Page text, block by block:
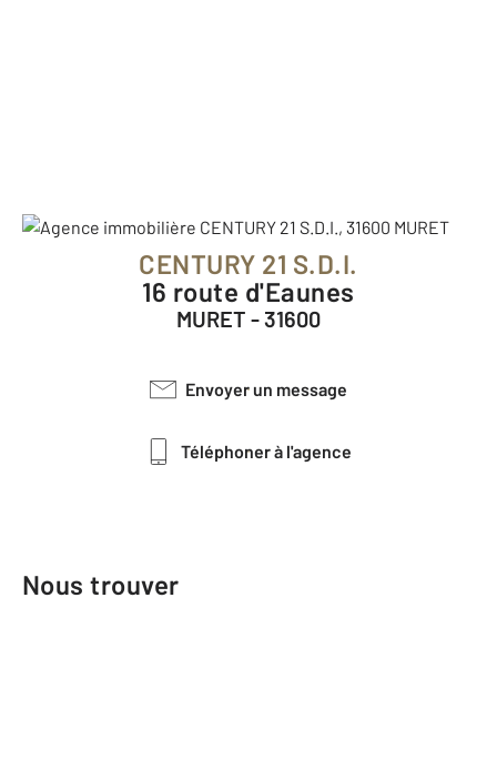
CENTURY 21 S.D.I.
16 route d'Eaunes
MURET - 31600
Envoyer un message
Téléphoner à l'agence
Nous trouver